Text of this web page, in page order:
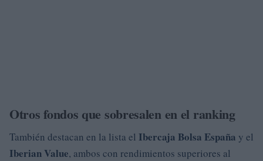
Otros fondos que sobresalen en el ranking
También destacan en la lista el Ibercaja Bolsa España y el
Iberian Value, ambos con rendimientos superiores al